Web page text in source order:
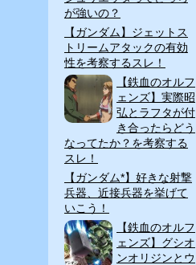
が強いの？
【ガンダム】ジェットス
トリームアタックの有効
性を考察するスレ！
【鉄血のオルフ
ェンズ】実際昭
弘とラフタが付
き合ったらどう
なってたか？を考察する
スレ！
【ガンダム*】好きな射撃
兵器、近接兵器を挙げて
いこう！
【鉄血のオルフ
ェンズ】グシオ
ンオリジンとウ